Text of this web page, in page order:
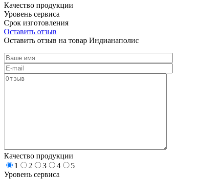
Качество продукции
Уровень сервиса
Срок изготовления
Оставить отзыв
Оставить отзыв на товар Индианаполис
Качество продукции
1
2 3 4
5
Уровень сервиса